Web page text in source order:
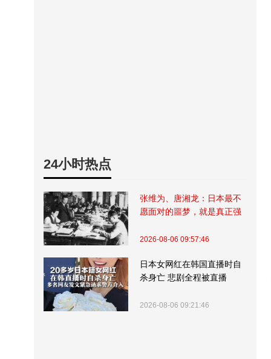
24小时热点
张维为、唐湘龙：日本最不
愿面对的噩梦，就是真正强
2026-08-06 09:57:46
日本女网红在韩国直播时自
杀身亡 悲剧全程被直播
2026-08-06 09:21:46